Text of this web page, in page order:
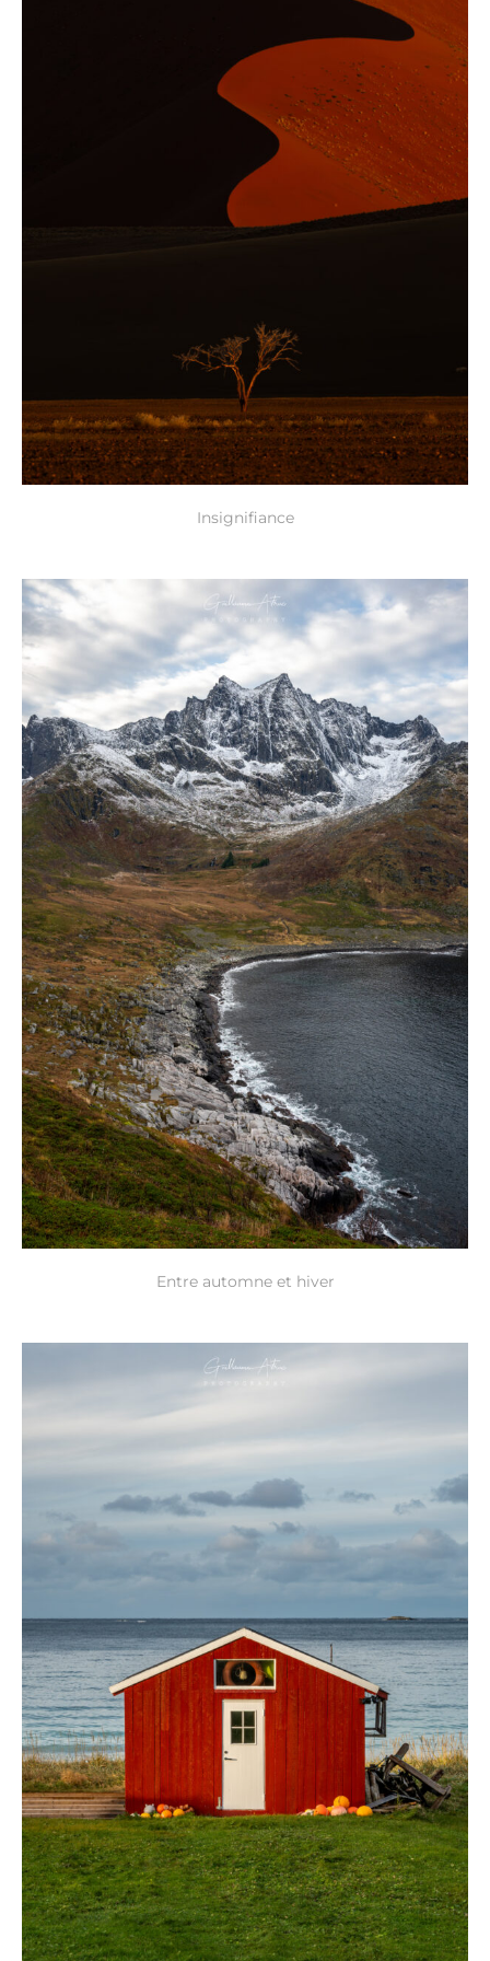
Insignifiance
Entre automne et hiver